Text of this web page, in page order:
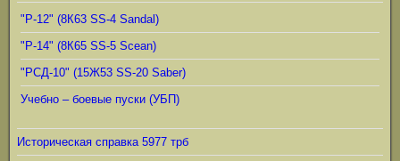
"Р-12" (8К63 SS-4 Sandal)
"Р-14" (8К65 SS-5 Scean)
"РСД-10" (15Ж53 SS-20 Saber)
Учебно – боевые пуски (УБП)
Историческая справка 5977 трб